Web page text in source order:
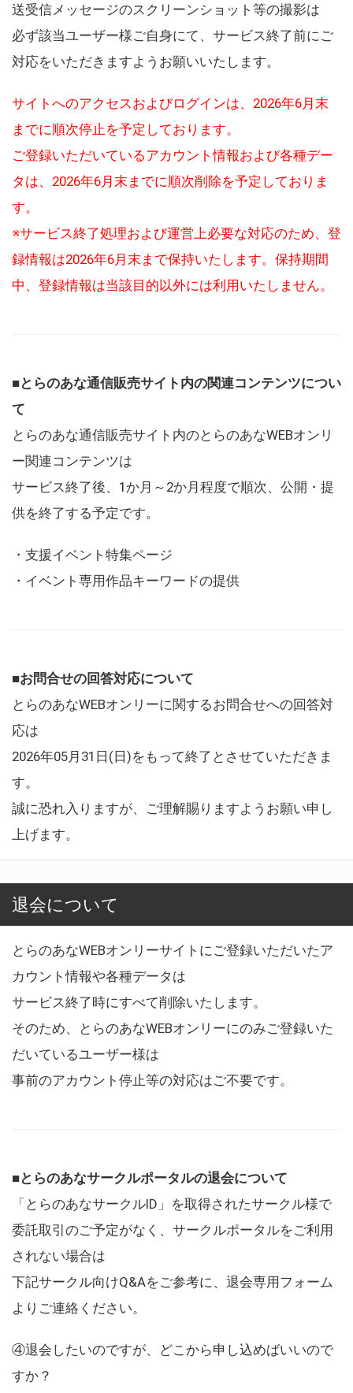
送受信メッセージのスクリーンショット等の撮影は
必ず該当ユーザー様ご自身にて、サービス終了前にご
対応をいただきますようお願いいたします。
サイトへのアクセスおよびログインは、2026年6月末
までに順次停止を予定しております。
ご登録いただいているアカウント情報および各種デー
タは、2026年6月末までに順次削除を予定しておりま
す。
※サービス終了処理および運営上必要な対応のため、登
録情報は2026年6月末まで保持いたします。保持期間
中、登録情報は当該目的以外には利用いたしません。
■とらのあな通信販売サイト内の関連コンテンツについ
て
とらのあな通信販売サイト内のとらのあなWEBオンリ
ー関連コンテンツは
サービス終了後、1か月～2か月程度で順次、公開・提
供を終了する予定です。
・支援イベント特集ページ
・イベント専用作品キーワードの提供
■お問合せの回答対応について
とらのあなWEBオンリーに関するお問合せへの回答対
応は
2026年05月31日(日)をもって終了とさせていただきま
す。
誠に恐れ入りますが、ご理解賜りますようお願い申し
上げます。
退会について
とらのあなWEBオンリーサイトにご登録いただいたア
カウント情報や各種データは
サービス終了時にすべて削除いたします。
そのため、とらのあなWEBオンリーにのみご登録いた
だいているユーザー様は
事前のアカウント停止等の対応はご不要です。
■とらのあなサークルポータルの退会について
「とらのあなサークルID」を取得されたサークル様で
委託取引のご予定がなく、サークルポータルをご利用
されない場合は
下記サークル向けQ&Aをご参考に、退会専用フォーム
よりご連絡ください。
④退会したいのですが、どこから申し込めばいいので
すか？